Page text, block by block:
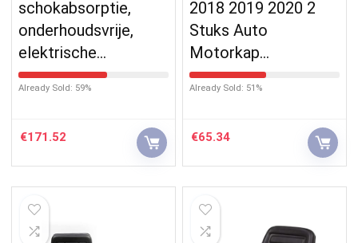
schokabsorptie,
onderhoudsvrije,
elektrische…
Already Sold: 59%
€171.52
2018 2019 2020 2
Stuks Auto
Motorkap…
Already Sold: 51%
€65.34